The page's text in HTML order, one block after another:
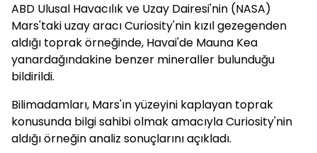
ABD Ulusal Havacılık ve Uzay Dairesi'nin (NASA)
Mars'taki uzay aracı Curiosity'nin kızıl gezegenden
aldığı toprak örneğinde, Havai'de Mauna Kea
yanardağındakine benzer mineraller bulunduğu
bildirildi.
Bilimadamları, Mars'ın yüzeyini kaplayan toprak
konusunda bilgi sahibi olmak amacıyla Curiosity'nin
aldığı örneğin analiz sonuçlarını açıkladı.